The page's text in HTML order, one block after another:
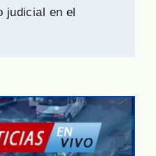
judicial en el